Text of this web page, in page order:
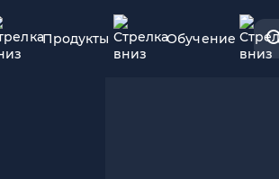
Продукты Обучение